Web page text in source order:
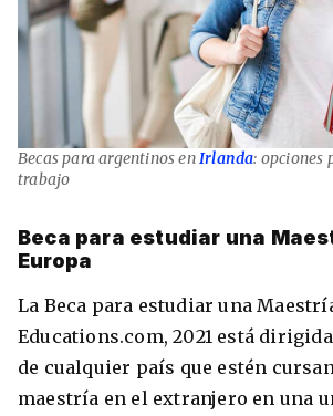
Becas para argentinos enIrlanda: opciones
trabajo
Beca para estudiar una
Europa
La Beca para estudiar una
Educations.com, 2021 está
de cualquier país que estén
maestría en el extranjero en una